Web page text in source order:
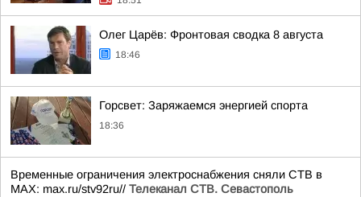
Олег Царёв: Фронтовая сводка 8 августа
18:46
Горсвет: Заряжаемся энергией спорта
18:36
Временные ограничения электроснабжения сняли СТВ в
MAX: max.ru/stv92ru// Телеканал CТВ. Севастополь